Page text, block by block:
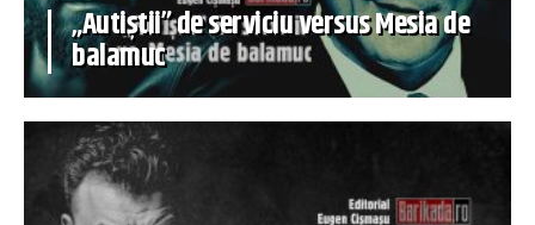
„Autiștii” de serviciu versus Mesia de
balamuc